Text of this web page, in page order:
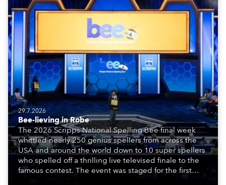
29.7.2026
Bee-lieving in Robe
The 2026 Scripps National Spelling Bee final week
whittled nearly 250 genius spellers from across the
USA and around the world down to 10 super spellers
who spelled off a thrilling live televised finale to the
famous contest. The event was staged for the first